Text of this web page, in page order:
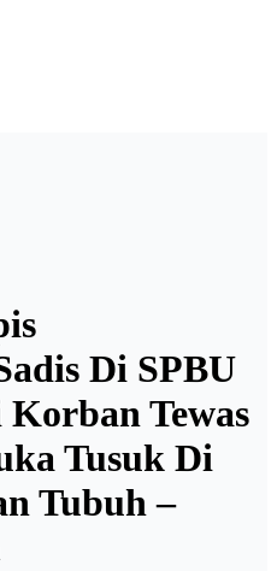
Di SPBU
Tewas
Tusuk Di
Tubuh –